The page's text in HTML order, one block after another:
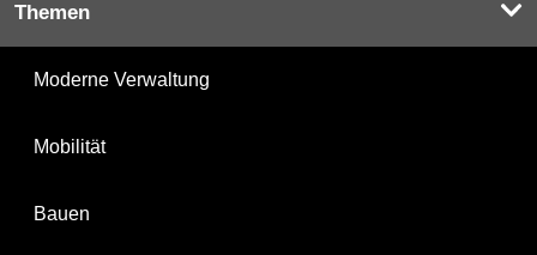
Themen
Moderne Verwaltung
Mobilität
Bauen